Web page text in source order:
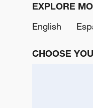
EXPLORE
English
CHOOSE